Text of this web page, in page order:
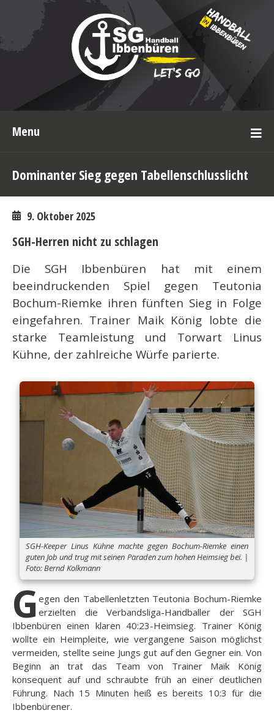
Menu
Dominanter Sieg gegen Tabellenschlusslicht
9. Oktober 2025
SGH-Herren nicht zu schlagen
Die SGH Ibbenbüren hat mit einem
beeindruckenden Spiel gegen Teutonia
Bochum-Riemke ihren fünften Sieg in Folge
eingefahren. Trainer Maik König lobte die
starke Teamleistung und Torwart Linus
Kühne, der zahlreiche Würfe parierte.
SGH-Keeper Linus Kühne machte gegen Bochum-Riemke einen
guten Job und trug mit seinen Paraden zum hohen Heimsieg bei. |
Foto: Bernd Kolkmann
G egen den Tabellenletzten Teutonia Bochum-Riemke
erzielten die Verbandsliga-Handballer der SGH
Ibbenbüren einen klaren 40:23-Heimsieg. Trainer König
wollte ein Heimpleite, wie vergangene Saison möglichst
vermeiden, stellte seine Jungs gut auf den Gegner ein. Von
Beginn an trat das Team von Trainer Maik König
konsequent auf und schraubte früh an einer deutlichen
Führung. Nach 15 Minuten heiß es bereits 10:3 für die
Ibbenbürener.